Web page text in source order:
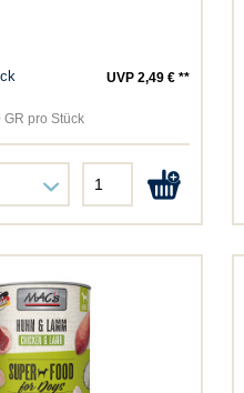
UVP 2,49 € **
pro Stück